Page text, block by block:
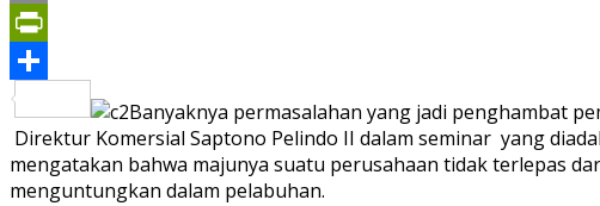
Print
PrintFriendly
ShareBanyaknya permasalahan yang jadi penghambat
Direktur Komersial Saptono Pelindo II dalam seminar yang
mengatakan bahwa majunya suatu perusahaan tidak terlepas
menguntungkan dalam pelabuhan.